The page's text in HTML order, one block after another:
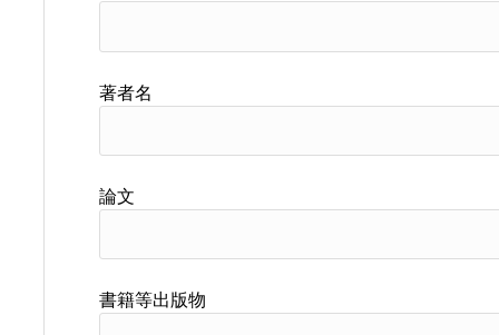
著者名
論文
書籍等出版物